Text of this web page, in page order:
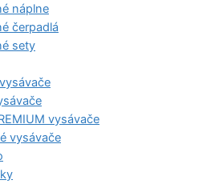
náplne
čerpadlá
sety
vysávače
vysávače